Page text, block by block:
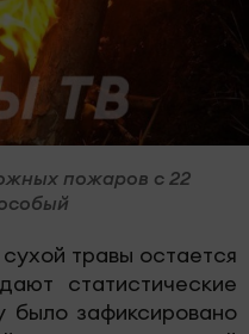
пожаров с 22
травы остается
статистические
зафиксировано